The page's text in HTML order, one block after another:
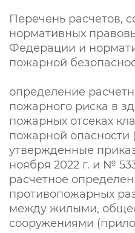
Перечень расчетов,
нормативных
Федерации и
пожарной
определение
пожарного риска в
пожарных отсеках
пожарной опасности
утвержденные
ноября 2022 г. и №
расчетное
противопожарных
между жилыми,
сооружениями